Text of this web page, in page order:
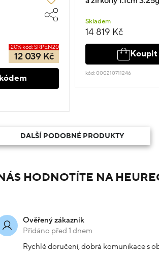
-20% kód: SRPEN20
12 039 Kč
Skladem
14 819 Kč
kód: 000210711246
DALŠÍ PODOBNÉ PRODUKTY
HODNOTÍTE NA
Ověřený zákazník
Přidáno před 1 dnem
Rychlé doručení, dobrá komunikace s